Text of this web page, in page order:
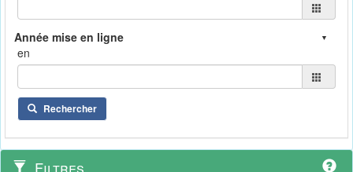
en
Rechercher
Filtres